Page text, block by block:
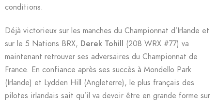
conditions.
Déjà victorieux sur les manches du Championnat d’Irlande et
sur le 5 Nations BRX, Derek Tohill (208 WRX #77) va
maintenant retrouver ses adversaires du Championnat de
France. En confiance après ses succès à Mondello Park
(Irlande) et Lydden Hill (Angleterre), le plus français des
pilotes irlandais sait qu’il va devoir être en grande forme sur